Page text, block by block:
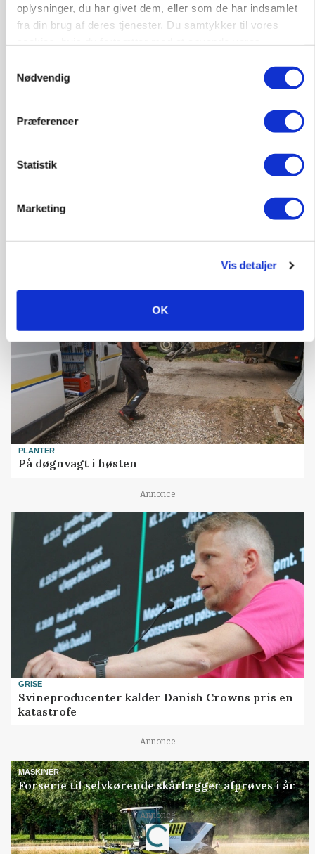
oplysninger, du har givet dem, eller som de har indsamlet
fra din brug af deres tjenester. Du samtykker til vores
Nødvendig
Præferencer
Statistik
Marketing
Vis detaljer
OK
Nye aktierekorder – og den brutale lektie fra et
PLANTER
På døgnvagt i høsten
Annonce
GRISE
Svineproducenter kalder Danish Crowns pris en
katastrofe
Annonce
MASKINER
Forserie til selvkørende skårlægger afprøves i år
Annonce
Loading...